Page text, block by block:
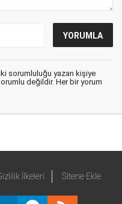
sorumluluğu yazan kişiye
değildir. Her bir yorum
İlkeleri Sitene Ekle